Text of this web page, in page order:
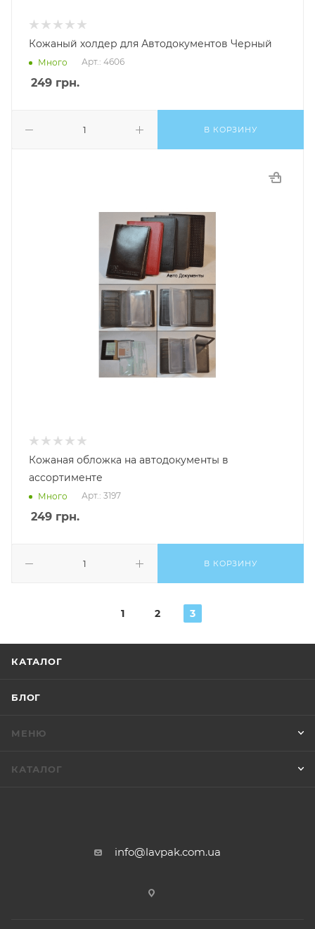
Кожаный холдер для Автодокументов Черный
Много Арт.: 4606
249 грн.
В КОРЗИНУ
Кожаная обложка на автодокументы в
ассортименте
Много Арт.: 3197
249 грн.
В КОРЗИНУ
1 2 3
КАТАЛОГ
БЛОГ
МЕНЮ
КАТАЛОГ
info@lavpak.com.ua